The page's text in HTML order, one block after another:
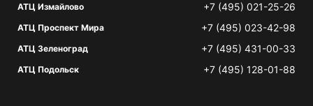
АТЦ Измайлово +7 (495) 021-25-26
АТЦ Проспект Мира +7 (495) 023-42-98
АТЦ Зеленоград +7 (495) 431-00-33
АТЦ Подольск +7 (495) 128-01-88